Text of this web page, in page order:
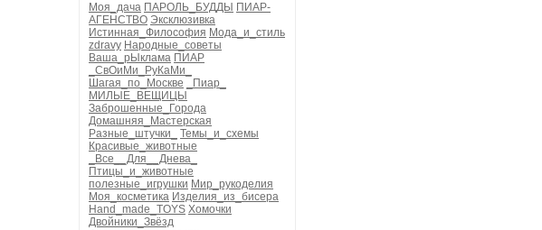
Моя_дача ПАРОЛЬ_БУДДЫ ПИАР-
АГЕНСТВО Эксклюзивка
Истинная_Философия Мода_и_стиль
zdravy Народные_советы
Ваша_рЫклама ПИАР
_СвОиМи_РуКаМи_
Шагая_по_Москве
_Пиар_
МИЛЫЕ_ВЕЩИЦЫ
Заброшенные_Города
Домашняя_Мастерская
Разные_штучки_
Темы_и_схемы
Красивые_животные
_Все__Для__Днева_
Птицы_и_животные
полезные_игрушки Мир_рукоделия
Моя_косметика Изделия_из_бисера
Hand_made_TOYS Хомочки
Двойники_Звёзд